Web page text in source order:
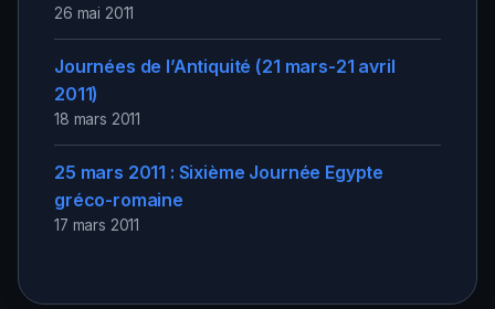
26 mai 2011
Journées de l’Antiquité (21 mars-21 avril
2011)
18 mars 2011
25 mars 2011 : Sixième Journée Egypte
gréco-romaine
17 mars 2011